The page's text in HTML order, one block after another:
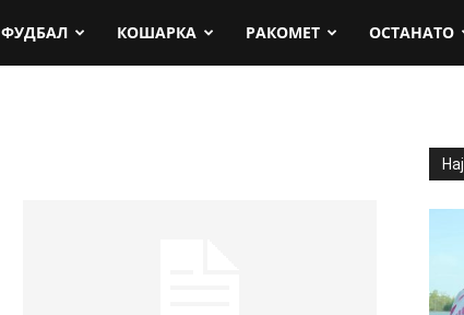
ФУДБАЛ КОШАРКА РАКОМЕТ ОСТАНАТО